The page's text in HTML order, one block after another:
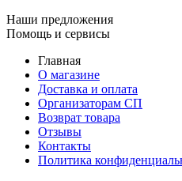
Наши предложения
Помощь и сервисы
Главная
О магазине
Доставка и оплата
Организаторам СП
Возврат товара
Отзывы
Контакты
Политика